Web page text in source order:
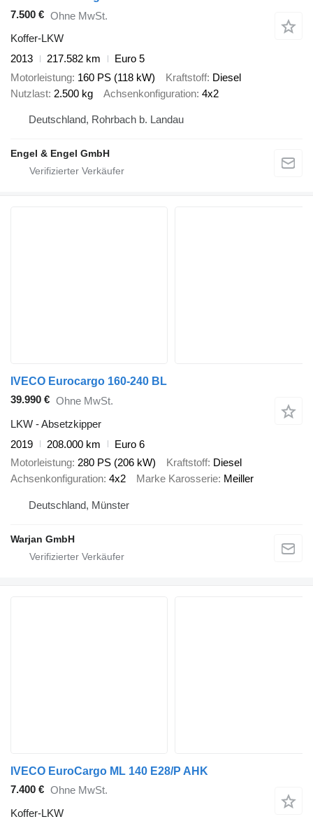
7.500 € Ohne MwSt.
Koffer-LKW
2013
217.582 km
Euro 5
Motorleistung 160 PS (118 kW) Kraftstoff Diesel
Nutzlast 2.500 kg Achsenkonfiguration 4x2
Deutschland, Rohrbach b. Landau
Engel & Engel GmbH
IVECO Eurocargo 160-240 BL
39.990 € Ohne MwSt.
LKW - Absetzkipper
2019
208.000 km
Euro 6
Motorleistung 280 PS (206 kW) Kraftstoff Diesel
Achsenkonfiguration 4x2 Marke Karosserie Meiller
Deutschland, Münster
Warjan GmbH
IVECO EuroCargo ML 140 E28/P AHK
7.400 € Ohne MwSt.
Koffer-LKW